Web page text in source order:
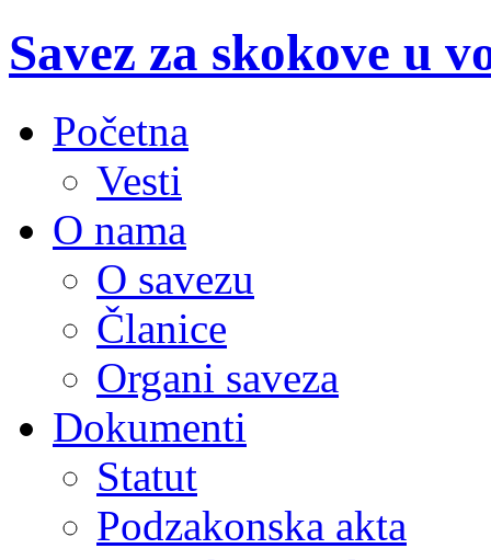
Savez za skokove u
Početna
Vesti
O nama
O savezu
Članice
Organi saveza
Dokumenti
Statut
Podzakonska akta